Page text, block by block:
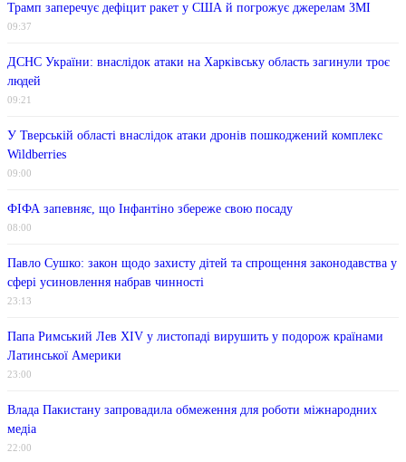
Трамп заперечує дефіцит ракет у США й погрожує джерелам ЗМІ
09:37
ДСНС України: внаслідок атаки на Харківську область загинули троє
людей
09:21
У Тверській області внаслідок атаки дронів пошкоджений комплекс
Wildberries
09:00
ФІФА запевняє, що Інфантіно збереже свою посаду
08:00
Павло Сушко: закон щодо захисту дітей та спрощення законодавства у
сфері усиновлення набрав чинності
23:13
Папа Римський Лев XIV у листопаді вирушить у подорож країнами
Латинської Америки
23:00
Влада Пакистану запровадила обмеження для роботи міжнародних
медіа
22:00